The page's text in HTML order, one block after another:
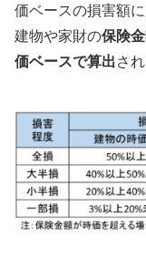
価ベースの損害額
建物や家財の保険
価ベースで算出され